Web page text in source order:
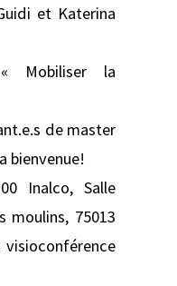
et Katerina
Mobiliser la
de master
bienvenue!
Inalco, Salle
moulins, 75013